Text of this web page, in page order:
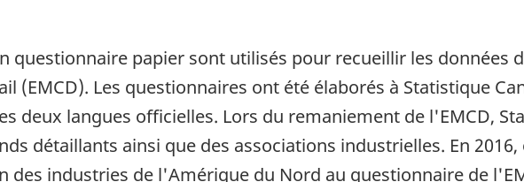
questionnaire papier sont utilisés pour recueillir les données
(EMCD). Les questionnaires ont été élaborés à Statistique
deux langues officielles. Lors du remaniement de l'EMCD,
détaillants ainsi que des associations industrielles. En
des industries de l'Amérique du Nord au questionnaire de